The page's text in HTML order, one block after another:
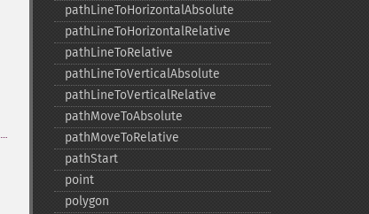
pathLineToHorizontalAbsolute
pathLineToHorizontalRelative
pathLineToRelative
pathLineToVerticalAbsolute
pathLineToVerticalRelative
pathMoveToAbsolute
pathMoveToRelative
pathStart
point
polygon